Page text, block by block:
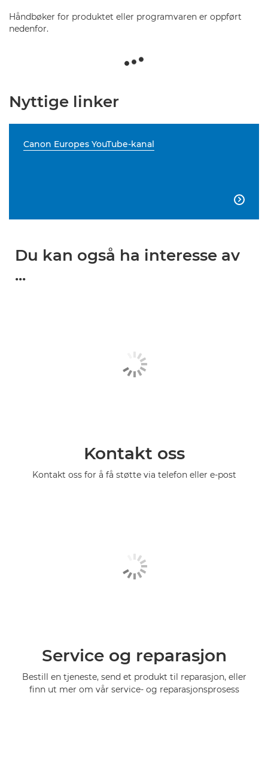
Håndbøker for produktet eller programvaren er oppført
nedenfor.
Nyttige linker
Canon Europes YouTube-kanal

Du kan også ha interesse av
...
Kontakt oss
Kontakt oss for å få støtte via telefon eller e-post
Service og reparasjon
Bestill en tjeneste, send et produkt til reparasjon, eller
finn ut mer om vår service- og reparasjonsprosess